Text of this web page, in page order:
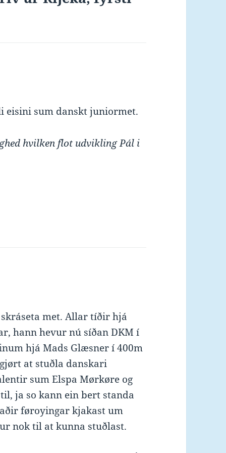
eisini sum danskt juniormet.
hvilken flot udvikling Pál i
met. Allar tíðir hjá
hann hevur nú síðan DKM í
hjá Mads Glæsner í 400m
at stuðla danskari
sum Elspa Mørkøre og
ja so kann ein bert standa
føroyingar kjakast um
nok til at kunna stuðlast.